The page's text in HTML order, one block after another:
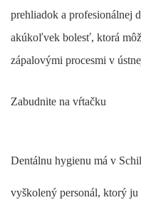
prehliadok a profesionálnej
akúkoľvek bolesť, ktorá
zápalovými procesmi v
Zabudnite na vŕtačku
Dentálnu hygienu má v
vyškolený personál, ktorý ju